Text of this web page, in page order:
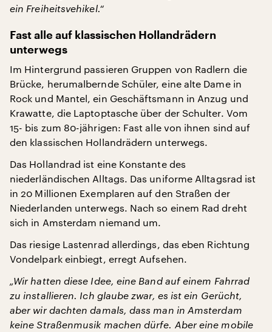
ein Freiheitsvehikel.“
Fast alle auf klassischen Hollandrädern
unterwegs
Im Hintergrund passieren Gruppen von Radlern die
Brücke, herumalbernde Schüler, eine alte Dame in
Rock und Mantel, ein Geschäftsmann in Anzug und
Krawatte, die Laptoptasche über der Schulter. Vom
15- bis zum 80-jährigen: Fast alle von ihnen sind auf
den klassischen Hollandrädern unterwegs.
Das Hollandrad ist eine Konstante des
niederländischen Alltags. Das uniforme Alltagsrad ist
in 20 Millionen Exemplaren auf den Straßen der
Niederlanden unterwegs. Nach so einem Rad dreht
sich in Amsterdam niemand um.
Das riesige Lastenrad allerdings, das eben Richtung
Vondelpark einbiegt, erregt Aufsehen.
„Wir hatten diese Idee, eine Band auf einem Fahrrad
zu installieren. Ich glaube zwar, es ist ein Gerücht,
aber wir dachten damals, dass man in Amsterdam
keine Straßenmusik machen dürfe. Aber eine mobile